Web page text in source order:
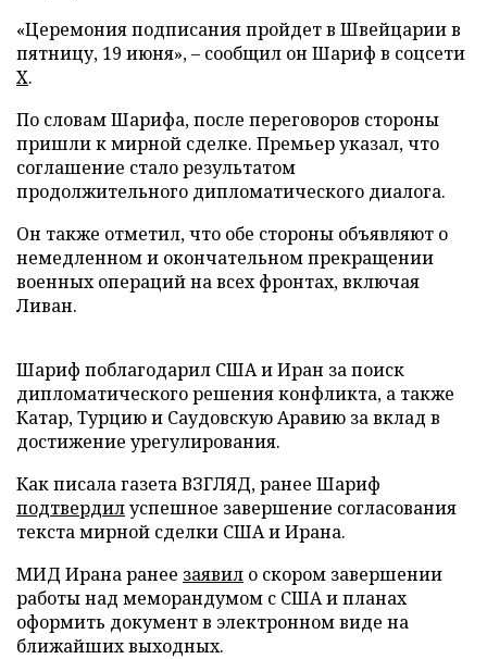
«Церемония подписания пройдет в Швейцарии в
пятницу, 19 июня», – сообщил он Шариф в соцсети
X.
По словам Шарифа, после переговоров стороны
пришли к мирной сделке. Премьер указал, что
соглашение стало результатом
продолжительного дипломатического диалога.
Он также отметил, что обе стороны объявляют о
немедленном и окончательном прекращении
военных операций на всех фронтах, включая
Ливан.
Шариф поблагодарил США и Иран за поиск
дипломатического решения конфликта, а также
Катар, Турцию и Саудовскую Аравию за вклад в
достижение урегулирования.
Как писала газета ВЗГЛЯД, ранее Шариф
подтвердилуспешное завершение согласования
текста мирной сделки США и Ирана.
МИД Ирана ранее заявил о скором завершении
работы над меморандумом с США и планах
оформить документ в электронном виде на
ближайших выходных.